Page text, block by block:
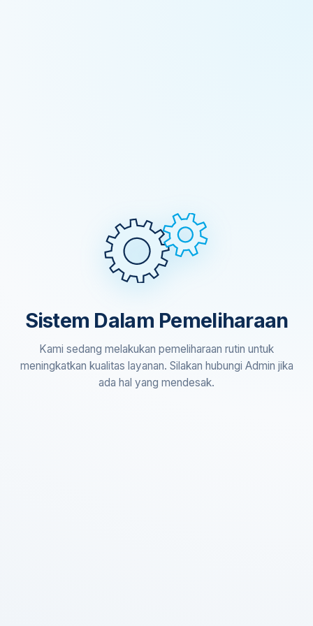
Sistem Dalam Pemeliharaan
Kami sedang melakukan pemeliharaan rutin untuk
meningkatkan kualitas layanan. Silakan hubungi Admin jika
ada hal yang mendesak.